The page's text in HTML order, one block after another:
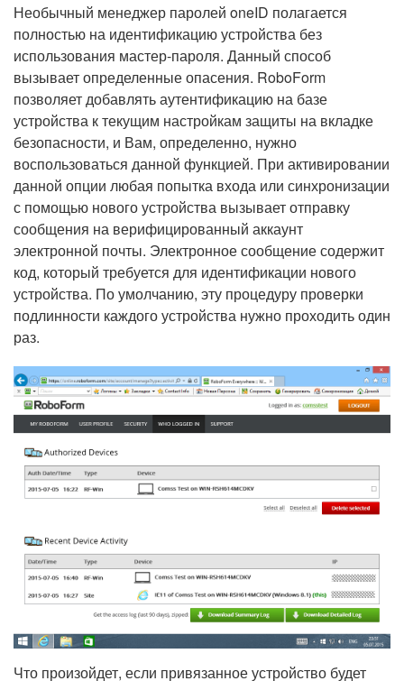
Необычный менеджер паролей oneID полагается
полностью на идентификацию устройства без
использования мастер-пароля. Данный способ
вызывает определенные опасения. RoboForm
позволяет добавлять аутентификацию на базе
устройства к текущим настройкам защиты на вкладке
безопасности, и Вам, определенно, нужно
воспользоваться данной функцией. При активировании
данной опции любая попытка входа или синхронизации
с помощью нового устройства вызывает отправку
сообщения на верифицированный аккаунт
электронной почты. Электронное сообщение содержит
код, который требуется для идентификации нового
устройства. По умолчанию, эту процедуру проверки
подлинности каждого устройства нужно проходить один
раз.
Что произойдет, если привязанное устройство будет